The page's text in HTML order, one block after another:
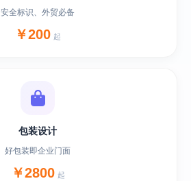
安全标识、外贸必备
￥200 起
包装设计
好包装即企业门面
￥2800 起